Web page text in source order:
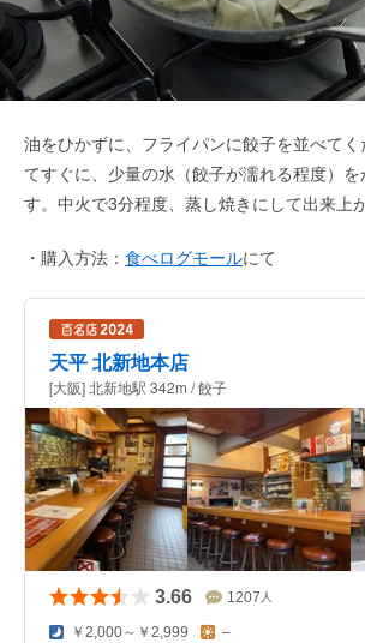
油をひかずに、フライパンに餃子を並べて
てすぐに、少量の水（餃子が濡れる程度）を
す。中火で3分程度、蒸し焼きにして出来上
・購入方法： 食べログモールにて
天平 北新地本店
[大阪] 北新地駅 342m / 餃子
3.66 1207 人
￥2,000～￥2,999 –